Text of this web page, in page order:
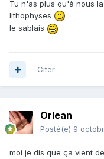
Tu n'as plus qu'à nous
lithophyses
le sablais
Citer
Orlean
Posté(e) 9
moi je dis que ça vient